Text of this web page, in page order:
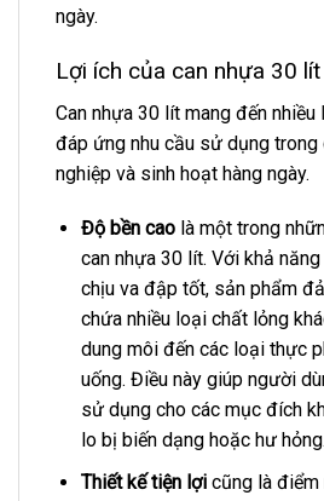
ngày.
Lợi ích của can nhựa 30 lít
Can nhựa 30 lít mang đến
đáp ứng nhu cầu sử dụng
nghiệp và sinh hoạt hàng ngày.
Độ bền caolà một trong
can nhựa 30 lít. Với khả
chịu va đập tốt, sản phẩm
chứa nhiều loại chất lỏng
dung môi đến các loại thực
uống. Điều này giúp người
sử dụng cho các mục đích
lo bị biến dạng hoặc hư hỏng.
Thiết kế tiện lợicũng là điểm